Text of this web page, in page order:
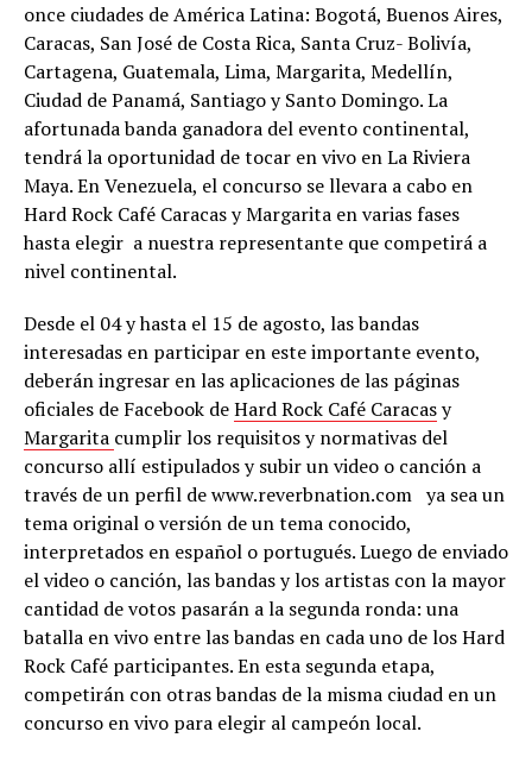
once ciudades de América Latina: Bogotá, Buenos Aires,
Caracas, San José de Costa Rica, Santa Cruz- Bolivía,
Cartagena, Guatemala, Lima, Margarita, Medellín,
Ciudad de Panamá, Santiago y Santo Domingo. La
afortunada banda ganadora del evento continental,
tendrá la oportunidad de tocar en vivo en La Riviera
Maya. En Venezuela, el concurso se llevara a cabo en
Hard Rock Café Caracas y Margarita en varias fases
hasta elegir a nuestra representante que competirá a
nivel continental.
Desde el 04 y hasta el 15 de agosto, las bandas
interesadas en participar en este importante evento,
deberán ingresar en las aplicaciones de las páginas
oficiales de Facebook deHard Rock Café Caracasy
Margarita cumplir los requisitos y normativas del
concurso allí estipulados y subir un video o canción a
través de un perfil de www.reverbnation.com ya sea un
tema original o versión de un tema conocido,
interpretados en español o portugués. Luego de enviado
el video o canción, las bandas y los artistas con la mayor
cantidad de votos pasarán a la segunda ronda: una
batalla en vivo entre las bandas en cada uno de los Hard
Rock Café participantes. En esta segunda etapa,
competirán con otras bandas de la misma ciudad en un
concurso en vivo para elegir al campeón local.